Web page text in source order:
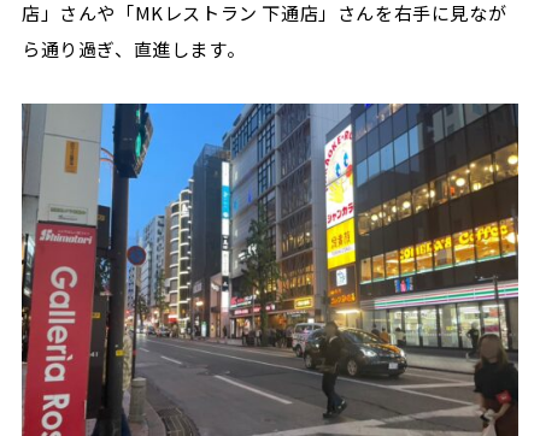
店」さんや「MKレストラン 下通店」さんを右手に見なが
ら通り過ぎ、直進します。